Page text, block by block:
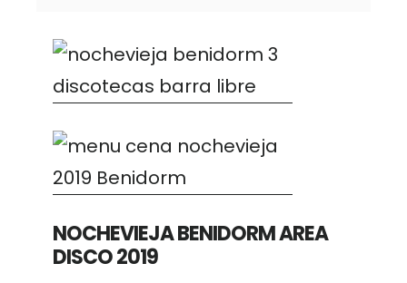
NOCHEVIEJA BENIDORM AREA
DISCO 2019